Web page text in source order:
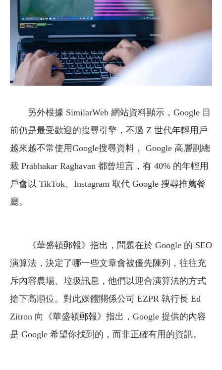
另外根據 SimilarWeb 網站資料顯示，Google 目
前仍是最受歡迎的搜尋引擎，不過 Z 世代年輕用戶
越來越不常使用Google搜尋資料， Google 高層副總
裁 Prabhakar Raghavan 都曾坦言，有 40% 的年輕用
戶會以 TikTok、Instagram 取代 Google 搜尋推薦餐
廳。
《華盛頓郵報》指出，問題在於 Google 的 SEO
演算法，決定了哪一些文章會被優先陳列，往往充
斥內容農場、垃圾訊息，他們以迎合演算法的方式
搶下高順位。對此媒體關係公司 EZPR 執行長 Ed
Zitron 向《華盛頓郵報》指出，Google 提供的內容
是 Google 希望你找到的，而非正確有用的資訊。